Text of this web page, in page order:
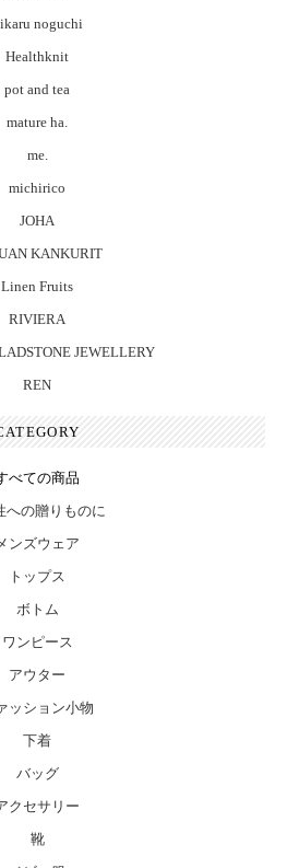
noguchi
Healthknit
pot and tea
mature ha.
me.
michirico
JOHA
KANKURIT
Linen Fruits
RIVIERA
JEWELLERY
REN
べての商品
への贈りものに
ンズウェア
トップス
ボトム
ワンピース
アウター
ッション小物
下着
バッグ
クセサリー
靴